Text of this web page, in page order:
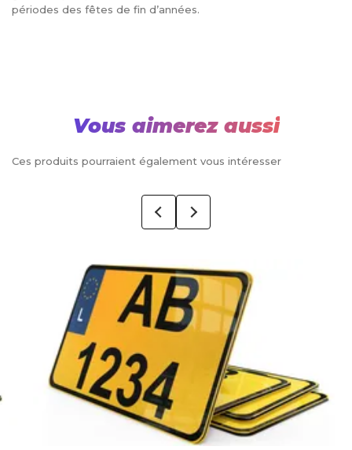
périodes des fêtes de fin d’années.
Vous aimerez aussi
Ces produits pourraient également vous intéresser